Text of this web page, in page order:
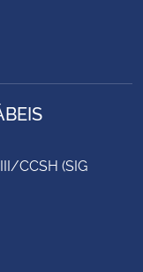
CCSH (SIG